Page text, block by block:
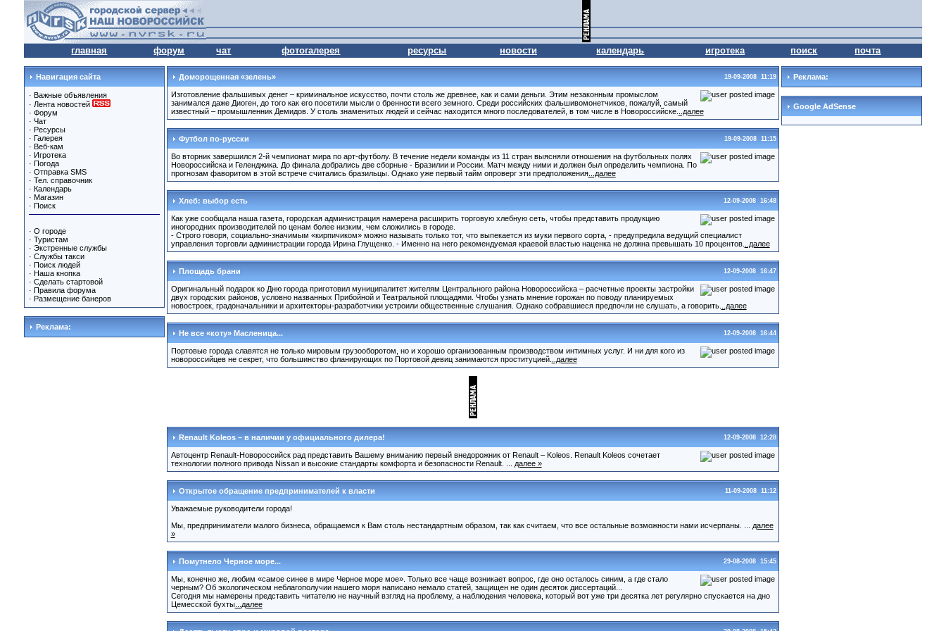
главная форум чат фотогалерея ресурсы новости календарь игротека поиск почта
Навигация сайта
· Важные объявления
· Лента новостей
· Форум
· Чат
· Ресурсы
· Галерея
· Веб-кам
· Игротека
· Погода
· Отправка SMS
· Тел. справочник
· Календарь
· Магазин
· Поиск
· О городе
· Туристам
· Экстренные службы
· Службы такси
· Поиск людей
· Наша кнопка
· Сделать стартовой
· Правила форума
· Размещение банеров
Реклама:
Доморощенная «зелень» 19-09-2008 11:19
Изготовление фальшивых денег – криминальное искусство, почти столь же древнее, как и сами деньги. Этим незаконным промыслом
занимался даже Диоген, до того как его посетили мысли о бренности всего земного. Среди российских фальшивомонетчиков, пожалуй, самый
известный – промышленник Демидов. У столь знаменитых людей и сейчас находится много последователей, в том числе в Новороссийске.
..далее
Футбол по-русски 19-09-2008 11:15
Во вторник завершился 2-й чемпионат мира по арт-футболу. В течение недели команды из 11 стран выясняли отношения на футбольных полях
Новороссийска и Геленджика. До финала добрались две сборные - Бразилии и России. Матч между ними и должен был определить чемпиона. По
прогнозам фаворитом в этой встрече считались бразильцы. Однако уже первый тайм опроверг эти предположения...далее
Хлеб: выбор есть 12-09-2008 16:48
Как уже сообщала наша газета, городская администрация намерена расширить торговую хлебную сеть, чтобы представить продукцию
иногородних производителей по ценам более низким, чем сложились в городе.
- Строго говоря, социально-значимым «кирпичиком» можно называть только тот, что выпекается из муки первого сорта, - предупредила ведущий специалист
управления торговли администрации города Ирина Глущенко. - Именно на него рекомендуемая краевой властью наценка не должна превышать 10 процентов.
..далее
Площадь брани 12-09-2008 16:47
Оригинальный подарок ко Дню города приготовил муниципалитет жителям Центрального района Новороссийска – расчетные проекты застройки
двух городских районов, условно названных Прибойной и Театральной площадями. Чтобы узнать мнение горожан по поводу планируемых
новостроек, градоначальники и архитекторы-разработчики устроили общественные слушания. Однако собравшиеся предпочли не слушать, а говорить.
..далее
Не все «коту» Масленица... 12-09-2008 16:44
Портовые города славятся не только мировым грузооборотом, но и хорошо организованным производством интимных услуг. И ни для кого из
новороссийцев не секрет, что большинство фланирующих по Портовой девиц занимаются проституцией.
..далее
Renault Koleos – в наличии у официального дилера! 12-09-2008 12:28
Автоцентр Renault-Новороссийск рад представить Вашему вниманию первый внедорожник от Renault – Koleos. Renault Koleos сочетает
технологии полного привода Nissan и высокие стандарты комфорта и безопасности Renault. ...
далее »
Открытое обращение предпринимателей к власти 11-09-2008 11:12
Уважаемые руководители города!
Мы, предприниматели малого бизнеса, обращаемся к Вам столь нестандартным образом, так как считаем, что все остальные возможности нами исчерпаны. ...
далее
»
Помутнело Черное море... 29-08-2008 15:45
Мы, конечно же, любим «самое синее в мире Черное море мое». Только все чаще возникает вопрос, где оно осталось синим, а где стало
черным? Об экологическом неблагополучии нашего моря написано немало статей, защищен не один десяток диссертаций...
Сегодня мы намерены представить читателю не научный взгляд на проблему, а наблюдения человека, который вот уже три десятка лет регулярно спускается на дно
Цемесской бухты...далее
Реклама:
Google AdSense